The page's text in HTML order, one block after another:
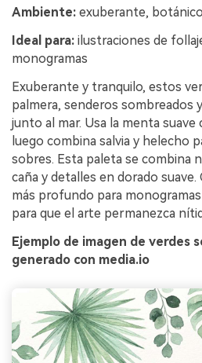
Ambiente: exuberante,
Ideal para: ilustraciones de
monogramas
Exuberante y tranquilo, estos
palmera, senderos sombreados
junto al mar. Usa la menta suave
luego combina salvia y helecho
sobres. Esta paleta se combina
caña y detalles en dorado suave.
más profundo para
para que el arte permanezca
Ejemplo de imagen de verdes
generado con media.io